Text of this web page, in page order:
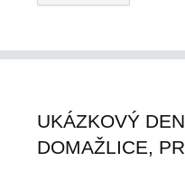
UKÁZKOVÝ
DOMAŽLICE,